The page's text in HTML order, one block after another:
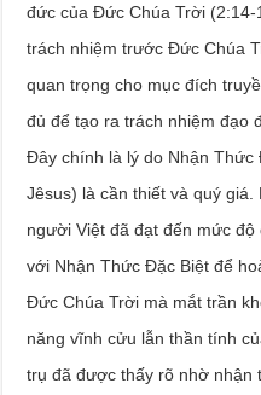
đức của Đức Chúa Trời
trách nhiệm trước Đức Chúa
quan trọng cho mục đích
đủ để tạo ra trách nhiệm đạo
Đây chính là lý do Nhận Thức
Jêsus) là cần thiết và quý
người Việt đã đạt đến mức
với Nhận Thức Đặc Biệt để
Đức Chúa Trời mà mắt trần
năng vĩnh cửu lẫn thần tính
trụ đã được thấy rõ nhờ nhận